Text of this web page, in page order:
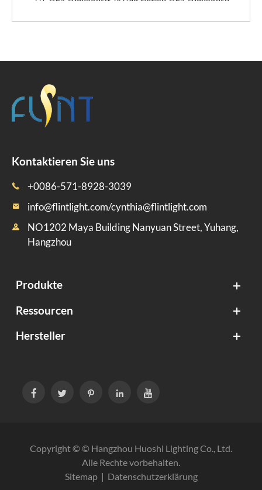
Kontaktieren Sie uns
 +0086-571-8928-3039
 info@flintlight.com/cynthia@flintlight.com

NO1202 Maya Building Nanyuan Street, Yuhang,
Hangzhou
Produkte
Ressourcen
Hersteller
    
Copyright © © Hangzhou Huoshi Lighting Co., Ltd.
Alle Rechte vorbehalten.
Sitemap| Datenschutzerklärung